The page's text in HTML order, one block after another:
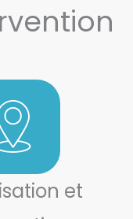
et